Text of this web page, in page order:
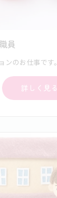
員
詳しく見る